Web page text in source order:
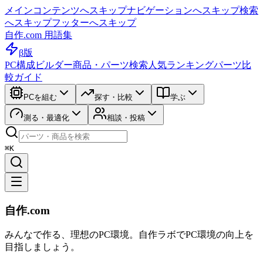
メインコンテンツへスキップナビゲーションへスキップ検索
へスキップフッターへスキップ
自作.com 用語集
β版
PC構成ビルダー商品・パーツ検索 人気ランキングパーツ比
較ガイド
PCを組む 探す・比較 学ぶ
測る・最適化 相談・投稿
⌘K
自作.com
みんなで作る、理想のPC環境。 自作ラボでPC環境の向上を
目指しましょう。